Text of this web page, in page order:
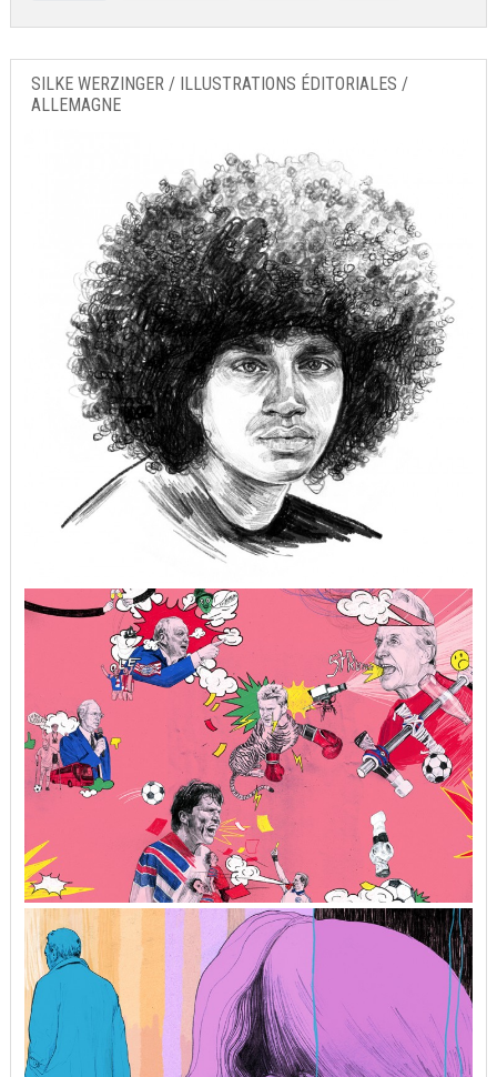
SILKE WERZINGER / ILLUSTRATIONS ÉDITORIALES /
ALLEMAGNE